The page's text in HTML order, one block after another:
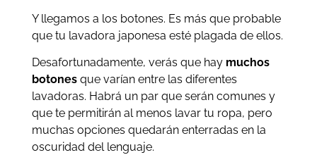
Y llegamos a los botones. Es más que probable
que tu lavadora japonesa esté plagada de ellos.
Desafortunadamente, verás que hay muchos
botonesque varían entre las diferentes
lavadoras. Habrá un par que serán comunes y
que te permitirán al menos lavar tu ropa, pero
muchas opciones quedarán enterradas en la
oscuridad del lenguaje.